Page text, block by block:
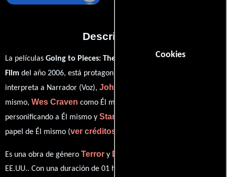
Cookies
Descripción
La películas Going to Pieces: The Rise and Fall of the Slasher
Film del año 2006, está protagonizada por
interpreta a Narrador (Voz), John Carpenter
mismo, Wes Craven como Él mismo,
personificando a Él mismo y Stan Winston
papel de Él mismo (ver créditos completos
Es una obra de género Terror y Documental
EE.UU.. Con una duración de 01 hr 28 min (88 minutos), esta